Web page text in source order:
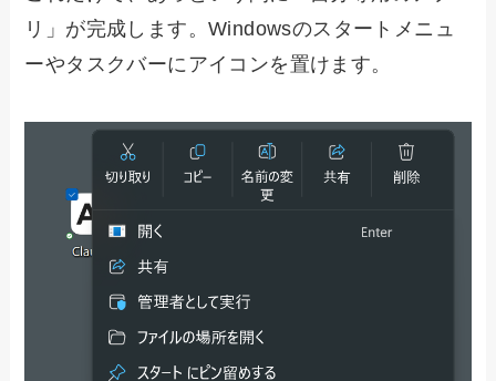
リ」が完成します。Windowsのスタートメニュ
ーやタスクバーにアイコンを置けます。